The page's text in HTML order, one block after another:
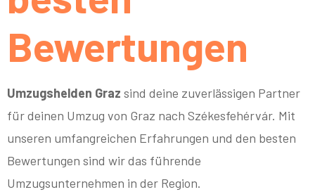
Bewertungen
Umzugshelden Graz sind deine zuverlässigen Partner
für deinen Umzug von Graz nach Székesfehérvár. Mit
unseren umfangreichen Erfahrungen und den besten
Bewertungen sind wir das führende
Umzugsunternehmen in der Region.